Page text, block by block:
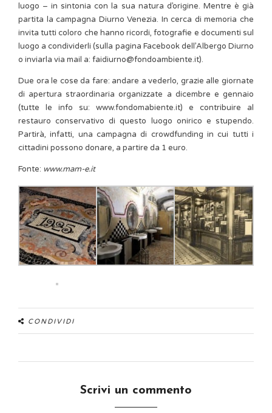
luogo – in sintonia con la sua natura d’origine. Mentre è già
partita la campagna Diurno Venezia. In cerca di memoria che
invita tutti coloro che hanno ricordi, fotografie e documenti sul
luogo a condividerli (sulla pagina Facebook dell’Albergo Diurno
o inviarla via mail a: faidiurno@fondoambiente.it).
Due ora le cose da fare: andare a vederlo, grazie alle giornate
di apertura straordinaria organizzate a dicembre e gennaio
(tutte le info su: www.fondomabiente.it) e contribuire al
restauro conservativo di questo luogo onirico e stupendo.
Partirà, infatti, una campagna di crowdfunding in cui tutti i
cittadini possono donare, a partire da 1 euro.
Fonte: www.mam-e.it
CONDIVIDI
Scrivi un commento